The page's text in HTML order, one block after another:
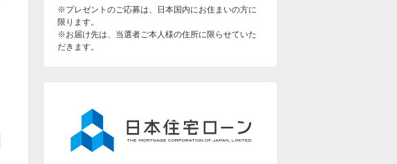
※プレゼントのご応募は、日本国内にお住まいの方に
限ります。
※お届け先は、当選者ご本人様の住所に限らせていた
だきます。